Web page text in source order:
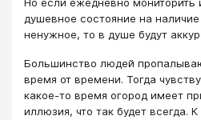
душевное состояние на
ненужное, то в душе будут
Большинство людей
время от времени. Тогда
какое-то время огород имеет
иллюзия, что так будет всегда.